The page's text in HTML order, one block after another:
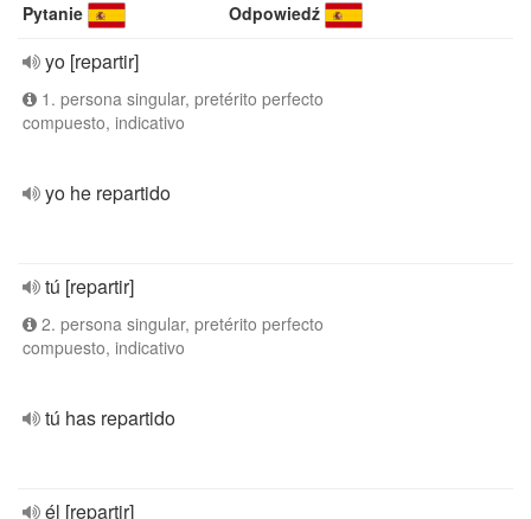
Pytanie Odpowiedź
yo [repartir]
1. persona singular, pretérito perfecto
compuesto, indicativo
yo he repartido
tú [repartir]
2. persona singular, pretérito perfecto
compuesto, indicativo
tú has repartido
él [repartir]